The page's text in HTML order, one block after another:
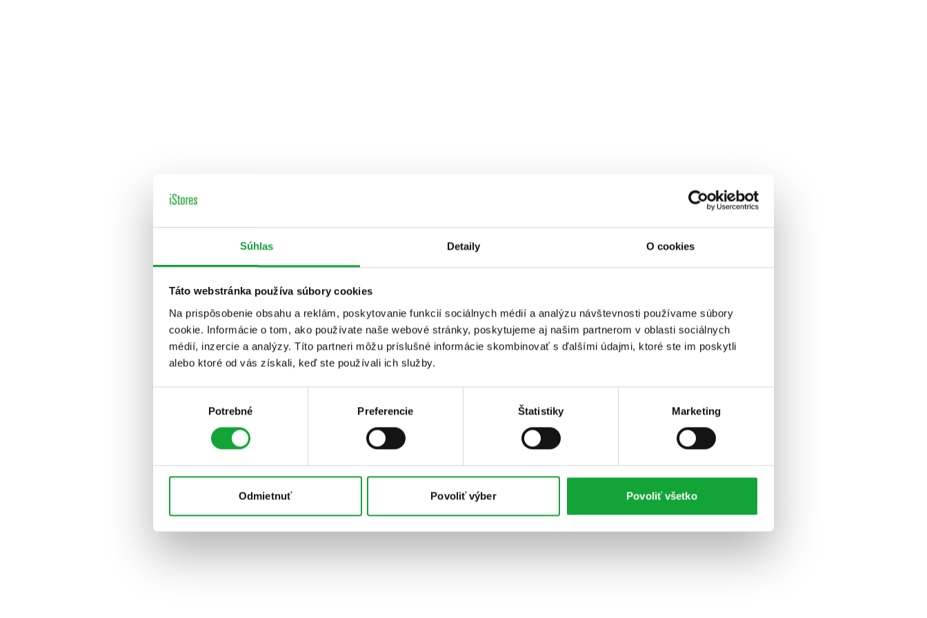
Súhlas Detaily O cookies
Táto webstránka používa súbory cookies
Na prispôsobenie obsahu a reklám, poskytovanie funkcií sociálnych médií a analýzu návštevnosti používame súbory
cookie. Informácie o tom, ako používate naše webové stránky, poskytujeme aj našim partnerom v oblasti sociálnych
médií, inzercie a analýzy. Títo partneri môžu príslušné informácie skombinovať s ďalšími údajmi, ktoré ste im poskytli
alebo ktoré od vás získali, keď ste používali ich služby.
Potrebné Preferencie Štatistiky Marketing
Odmietnuť Povoliť výber Povoliť všetko